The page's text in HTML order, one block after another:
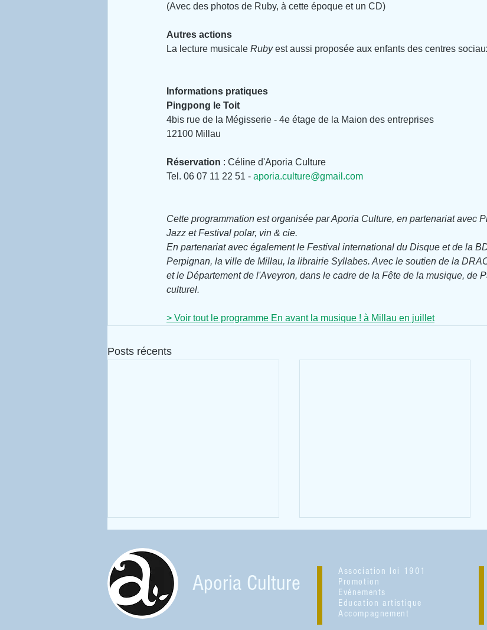
(Avec des photos de Ruby, à cette époque et un CD)
Autres actions
La lecture musicale Ruby est aussi proposée aux enfants des centres
Informations pratiques
Pingpong le Toit
4bis rue de la Mégisserie - 4e étage de la Maion des entreprises
12100 Millau
Réservation : Céline d'Aporia Culture
Tel. 06 07 11 22 51 - aporia.culture@gmail.com
Cette programmation est organisée par Aporia Culture, en partenariat avec
Jazz et Festival polar, vin & cie.
En partenariat avec également le Festival international du Disque et de la
Perpignan, la ville de Millau, la librairie Syllabes. Avec le soutien de la
et le Département de l'Aveyron, dans le cadre de la Fête de la musique, de
culturel.
> Voir tout le programme En avant la musique ! à Millau en juillet
Posts récents
Aporia Culture
Association loi 1901
Promotion
Evénements
Education artistique
Accompagnement